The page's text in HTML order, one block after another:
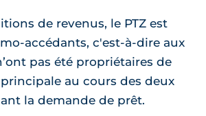
de revenus, le PTZ est
accédants, c'est-à-dire aux
pas été propriétaires de
au cours des deux
la demande de prêt.